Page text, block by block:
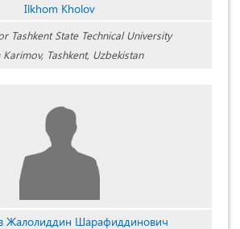
Ilkhom Kholov
Tashkent State Technical University
Tashkent, Uzbekistan
Жалолиддин Шарафиддинович